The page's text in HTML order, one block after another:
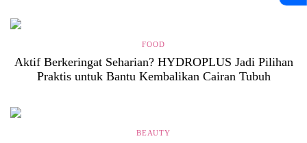
FOOD
Aktif Berkeringat Seharian? HYDROPLUS Jadi Pilihan
Praktis untuk Bantu Kembalikan Cairan Tubuh
BEAUTY